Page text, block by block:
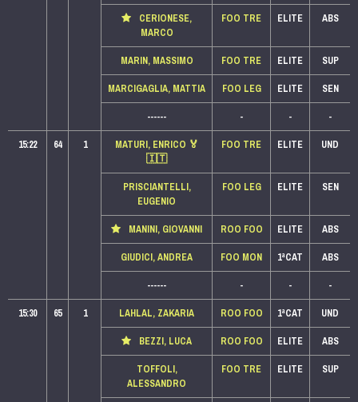
CERIONESE,
MARCO
FOO TRE ELITE ABS
MARIN, MASSIMO FOO TRE ELITE
SUP
MARCIGAGLIA, MATTIA
FOO LEG ELITE
SEN
------
- -
-
15:22
64 1 MATURI, ENRICO 🏅
🇮🇹
FOO TRE ELITE UND
PRISCIANTELLI,
EUGENIO
FOO LEG ELITE SEN
MANINI, GIOVANNI ROO FOO ELITE
ABS
GIUDICI, ANDREA
FOO MON 1ªCAT
ABS
------
- -
-
15:30
65 1 LAHLAL, ZAKARIA ROO FOO 1ªCAT
UND
BEZZI, LUCA
ROO FOO ELITE
ABS
TOFFOLI,
ALESSANDRO
FOO TRE ELITE SUP